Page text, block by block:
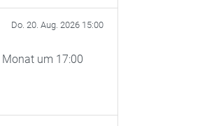
Do. 20. Aug. 2026 15:00
um 17:00